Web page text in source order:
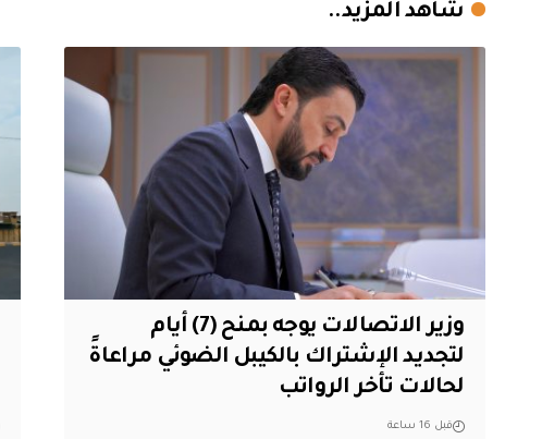
شاهد المزيد..
وزير الاتصالات يوجه بمنح (7) أيام
لتجديد الإشتراك بالكيبل الضوئي مراعاةً
لحالات تأخر الرواتب
قبل 16 ساعة